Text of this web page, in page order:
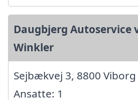
Daugbjerg Autoservice
Winkler
Sejbækvej 3, 8800 Viborg
Ansatte: 1